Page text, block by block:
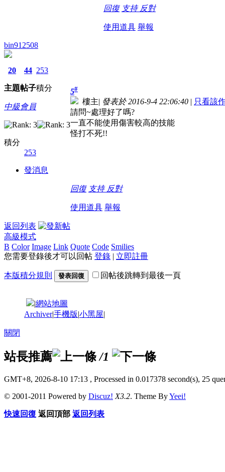
回復 支持 反對
使用道具 舉報
bin912508
20
主題
44
帖子
253
積分
中級會員
積分
253
發消息
5#
樓主| 發表於 2016-9-4 22:06:40 | 只看該
請問~處理好了嗎?
一直不能使用傷害較高的技能
怪打不死!!
回復 支持 反對
使用道具 舉報
返回列表
高級模式
B Color Image Link Quote Code Smilies
您需要登錄後才可以回帖 登錄 | 立即註冊
本版積分規則 發表回復 回帖後跳轉到最後一頁
|網站地圖
Archiver|手機版|小黑屋|
關閉
站長推薦 /1
GMT+8, 2026-8-10 17:13 , Processed in 0.017378 second(s), 25
© 2001-2011 Powered by Discuz! X3.2. Theme ByYeei!
快速回復 返回頂部 返回列表